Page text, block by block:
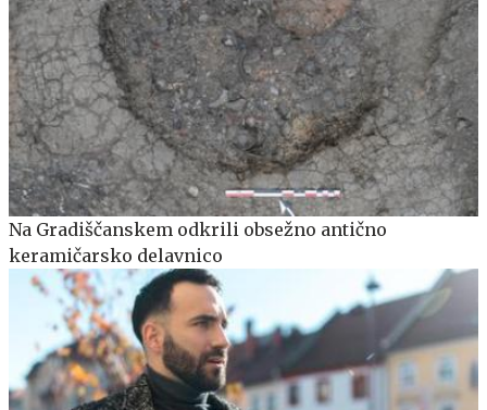
Na Gradiščanskem odkrili obsežno antično
keramičarsko delavnico